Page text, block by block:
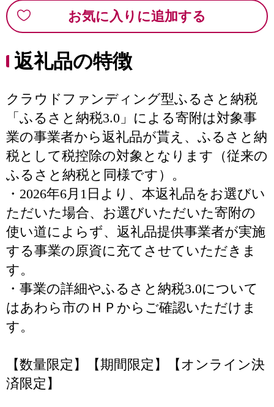
お気に入りに追加する
返礼品の特徴
クラウドファンディング型ふるさと納税
「ふるさと納税3.0」による寄附は対象事
業の事業者から返礼品が貰え、ふるさと納
税として税控除の対象となります（従来の
ふるさと納税と同様です）。
・2026年6月1日より、本返礼品をお選びい
ただいた場合、お選びいただいた寄附の
使い道によらず、返礼品提供事業者が実施
する事業の原資に充てさせていただきま
す。
・事業の詳細やふるさと納税3.0について
はあわら市のＨＰからご確認いただけま
す。
【数量限定】【期間限定】【オンライン決
済限定】